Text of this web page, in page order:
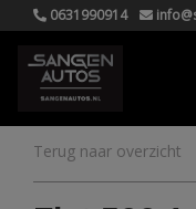
0631990914
Terug naar overzicht